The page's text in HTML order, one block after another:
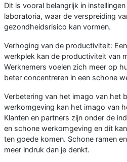
Dit is vooral belangrijk in
laboratoria, waar de verspreiding
gezondheidsrisico kan vormen.
Verhoging van de productiviteit:
werkplek kan de productiviteit van
Werknemers voelen zich meer op
beter concentreren in een schone
Verbetering van het imago van het
werkomgeving kan het imago van
Klanten en partners zijn onder de
en schone werkomgeving en dit
ten goede komen. Schone ramen
meer indruk dan je denkt.